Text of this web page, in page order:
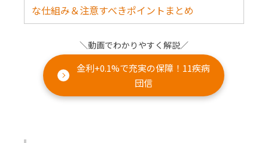
な仕組み＆注意すべきポイントまとめ
＼動画でわかりやすく解説／
金利+0.1%で充実の保障！11疾病
団信